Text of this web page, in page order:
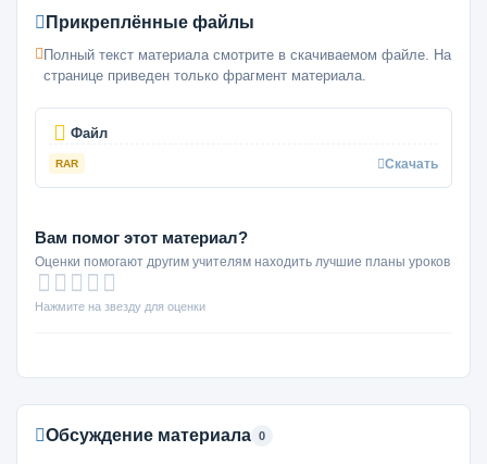
Прикреплённые файлы
Полный текст материала смотрите в скачиваемом файле. На
странице приведен только фрагмент материала.
Файл
RAR Скачать
Вам помог этот материал?
Оценки помогают другим учителям находить лучшие планы уроков
Нажмите на звезду для оценки
Обсуждение материала 0